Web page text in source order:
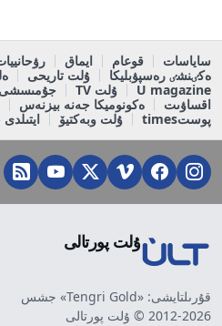
ساياسات قوعام ايماق
ەكٸنشٸ رەسپۋبليكا
ۇلت تاريحى
U magazine
ۇلت TV
جۇمىسشى
اقساۋىت
ەكونوميكا جەنە بيزنەس
پوستtimes
ۇلت وبەكتيۆ
ۇلت پورتالى
قۇرىلتايشى: «Tengri Gold» جشس
2012-2026 © ۇلت پورتالى